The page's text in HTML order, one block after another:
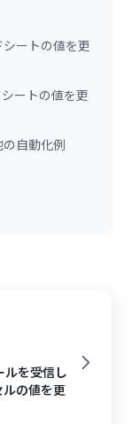
ートの値を更
ートの値を更
自動化例
を受信し
の値を更